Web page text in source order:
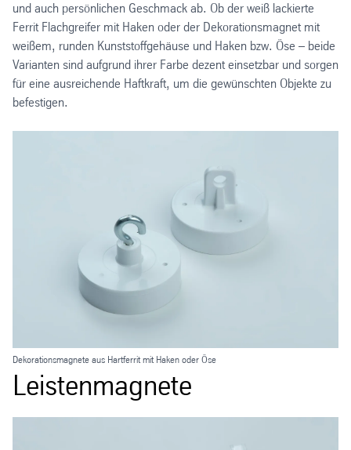
Dekorationsmagnete aus Hartferrit mit Haken oder Öse
und auch persönlichen Geschmack ab. Ob der weiß lackierte
Ferrit Flachgreifer mit Haken oder der Dekorationsmagnet mit
weißem, runden Kunststoffgehäuse und Haken bzw. Öse – beide
Varianten sind aufgrund ihrer Farbe dezent einsetzbar und sorgen
für eine ausreichende Haftkraft, um die gewünschten Objekte zu
befestigen.
Leistenmagnete